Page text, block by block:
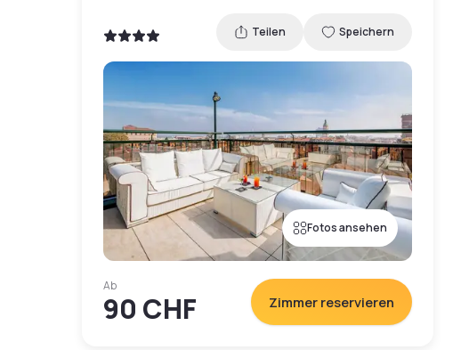
Teilen Speichern
Fotos ansehen
Ab
90 CHF Zimmer reservieren